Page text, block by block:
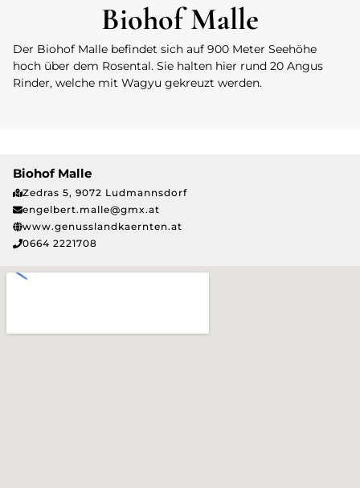
Biohof Malle
Der Biohof Malle befindet sich auf 900 Meter Seehöhe
hoch über dem Rosental. Sie halten hier rund 20 Angus
Rinder, welche mit Wagyu gekreuzt werden.
Biohof Malle
Zedras 5, 9072 Ludmannsdorf
engelbert.malle@gmx.at
www.genusslandkaernten.at
0664 2221708